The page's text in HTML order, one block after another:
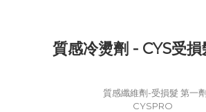
質感冷燙劑 - CYS受損
質感纖維劑-受損髮 第一劑
CYSPRO